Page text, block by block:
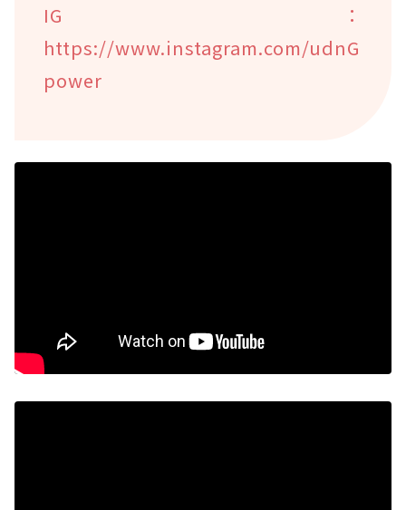
IG：
https://www.instagram.com/udnG
power